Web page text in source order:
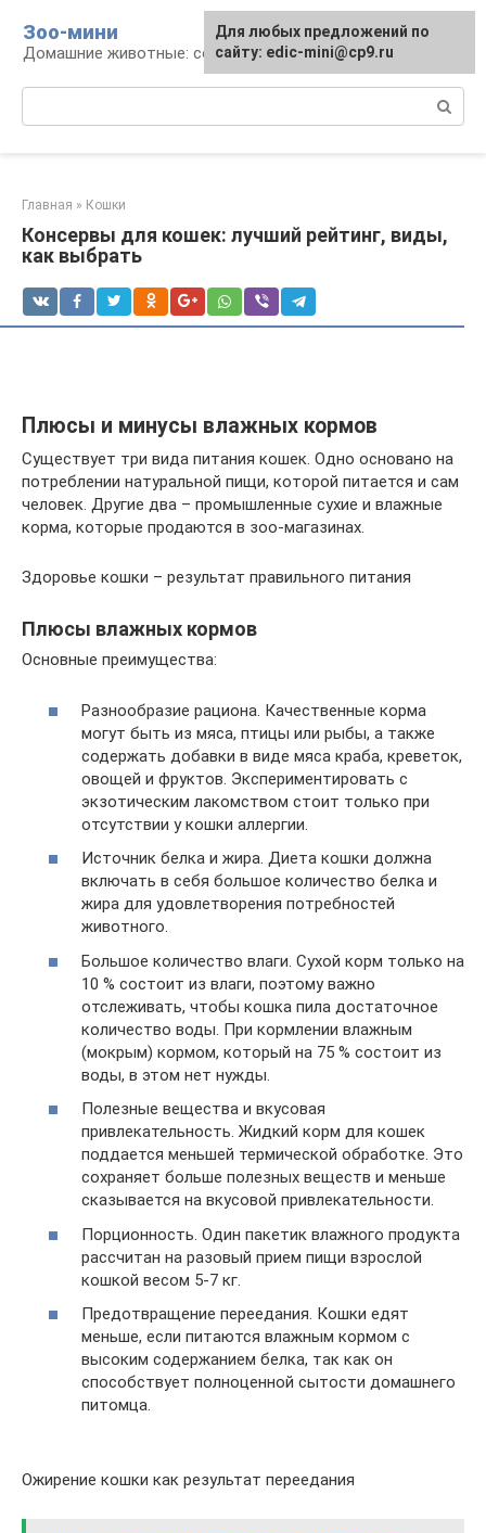
контенту
Зоо-мини
Домашние животные: содержание и уход
Главная » Кошки
Консервы для кошек: лучший рейтинг, виды,
как выбрать
Плюсы и минусы влажных кормов
Существует три вида питания кошек. Одно основано на
потреблении натуральной пищи, которой питается и сам
человек. Другие два – промышленные сухие и влажные
корма, которые продаются в зоо-магазинах.
Здоровье кошки – результат правильного питания
Плюсы влажных кормов
Основные преимущества:
Разнообразие рациона. Качественные корма
могут быть из мяса, птицы или рыбы, а также
содержать добавки в виде мяса краба, креветок,
овощей и фруктов. Экспериментировать с
экзотическим лакомством стоит только при
отсутствии у кошки аллергии.
Источник белка и жира. Диета кошки должна
включать в себя большое количество белка и
жира для удовлетворения потребностей
животного.
Большое количество влаги. Сухой корм только на
10 % состоит из влаги, поэтому важно
отслеживать, чтобы кошка пила достаточное
количество воды. При кормлении влажным
(мокрым) кормом, который на 75 % состоит из
воды, в этом нет нужды.
Полезные вещества и вкусовая
привлекательность. Жидкий корм для кошек
поддается меньшей термической обработке. Это
сохраняет больше полезных веществ и меньше
сказывается на вкусовой привлекательности.
Порционность. Один пакетик влажного продукта
рассчитан на разовый прием пищи взрослой
кошкой весом 5-7 кг.
Предотвращение переедания. Кошки едят
меньше, если питаются влажным кормом с
высоким содержанием белка, так как он
способствует полноценной сытости домашнего
питомца.
Ожирение кошки как результат переедания
Для любых предложений по
сайту: edic-mini@cp9.ru